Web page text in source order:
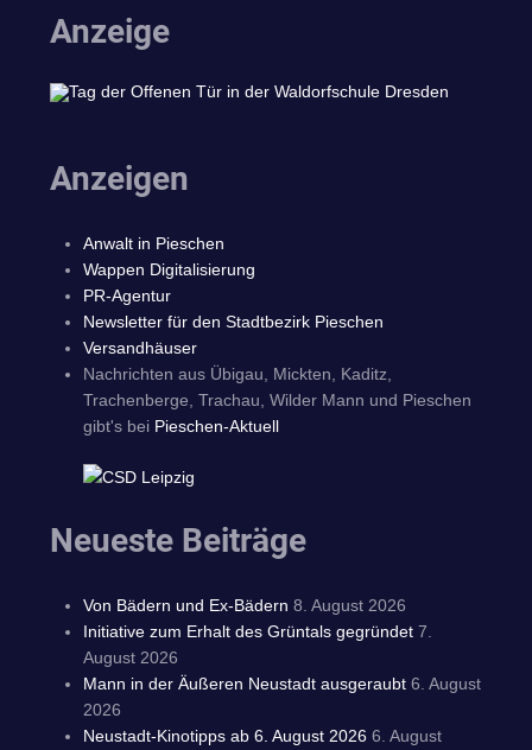
Anzeige
Anzeigen
Anwalt in Pieschen
Wappen Digitalisierung
PR-Agentur
Newsletter für den Stadtbezirk Pieschen
Versandhäuser
Nachrichten aus Übigau, Mickten, Kaditz,
Trachenberge, Trachau, Wilder Mann und Pieschen
gibt's bei Pieschen-Aktuell
Neueste Beiträge
Von Bädern und Ex-Bädern 8. August 2026
Initiative zum Erhalt des Grüntals gegründet 7.
August 2026
Mann in der Äußeren Neustadt ausgeraubt 6. August
2026
Neustadt-Kinotipps ab 6. August 2026 6. August